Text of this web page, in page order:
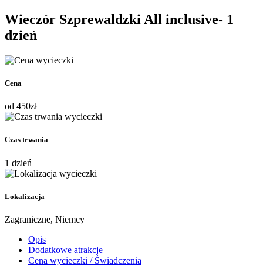
Wieczór Szprewaldzki All inclusive- 1
dzień
Cena
od 450zł
Czas trwania
1 dzień
Lokalizacja
Zagraniczne, Niemcy
Opis
Dodatkowe atrakcje
Cena wycieczki / Świadczenia